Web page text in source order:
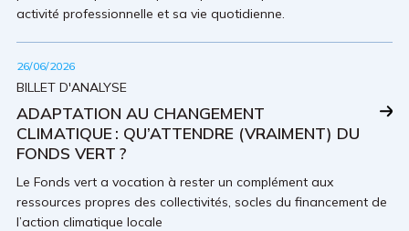
activité professionnelle et sa vie quotidienne.
26/06/2026
BILLET D'ANALYSE
ADAPTATION AU CHANGEMENT
CLIMATIQUE : QU’ATTENDRE (VRAIMENT) DU
FONDS VERT ?
Le Fonds vert a vocation à rester un complément aux
ressources propres des collectivités, socles du financement de
l’action climatique locale